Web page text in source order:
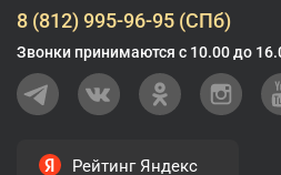
8 (812) 995-96-95 (СПб)
Звонки принимаются с 10.00 до
Рейтинг Яндекс